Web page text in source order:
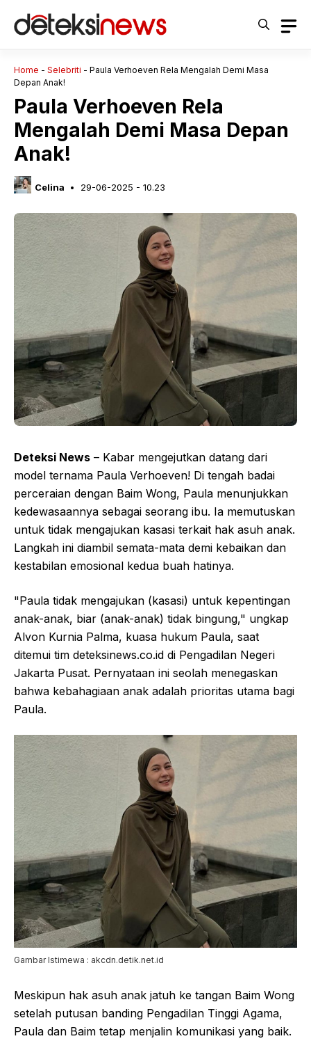
Home - Selebriti - Paula Verhoeven Rela Mengalah Demi Masa
Depan Anak!
Paula Verhoeven Rela
Mengalah Demi Masa Depan
Anak!
Celina 29-06-2025 - 10.23
Deteksi News – Kabar mengejutkan datang dari
model ternama Paula Verhoeven! Di tengah badai
perceraian dengan Baim Wong, Paula menunjukkan
kedewasaannya sebagai seorang ibu. Ia memutuskan
untuk tidak mengajukan kasasi terkait hak asuh anak.
Langkah ini diambil semata-mata demi kebaikan dan
kestabilan emosional kedua buah hatinya.
"Paula tidak mengajukan (kasasi) untuk kepentingan
anak-anak, biar (anak-anak) tidak bingung," ungkap
Alvon Kurnia Palma, kuasa hukum Paula, saat
ditemui tim deteksinews.co.id di Pengadilan Negeri
Jakarta Pusat. Pernyataan ini seolah menegaskan
bahwa kebahagiaan anak adalah prioritas utama bagi
Paula.
Gambar Istimewa : akcdn.detik.net.id
Meskipun hak asuh anak jatuh ke tangan Baim Wong
setelah putusan banding Pengadilan Tinggi Agama,
Paula dan Baim tetap menjalin komunikasi yang baik.